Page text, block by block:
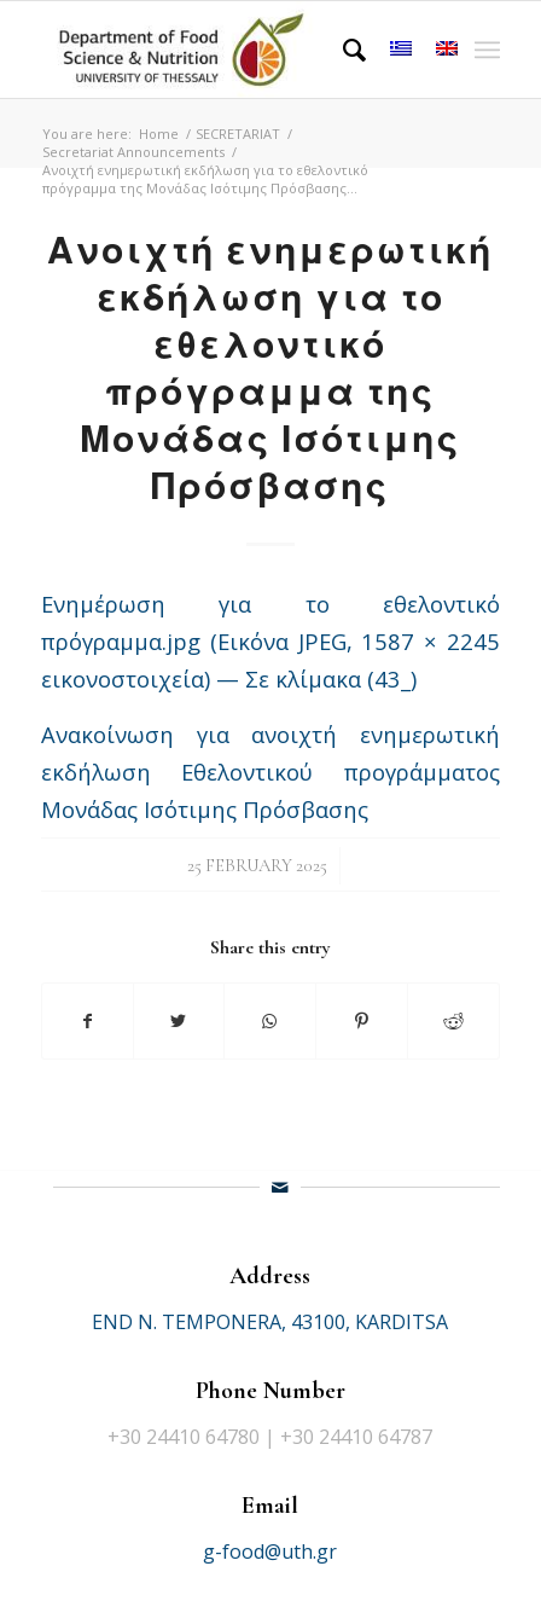
You are here: Home / SECRETARIAT /
Secretariat Announcements /
Ανοιχτή ενημερωτική εκδήλωση για το εθελοντικό
πρόγραμμα της Μονάδας Ισότιμης Πρόσβασης...
Ανοιχτή ενημερωτική
εκδήλωση για το
εθελοντικό
πρόγραμμα της
Μονάδας Ισότιμης
Πρόσβασης
Ενημέρωση για το εθελοντικό
πρόγραμμα.jpg (Εικόνα JPEG, 1587 × 2245
εικονοστοιχεία) — Σε κλίμακα (43_)
Ανακοίνωση για ανοιχτή ενημερωτική
εκδήλωση Εθελοντικού προγράμματος
Μονάδας Ισότιμης Πρόσβασης
25 FEBRUARY 2025
/
Share this entry
Address
END N. TEMPONERA, 43100, KARDITSA
Phone Number
+30 24410 64780 | +30 24410 64787
Email
g-food@uth.gr